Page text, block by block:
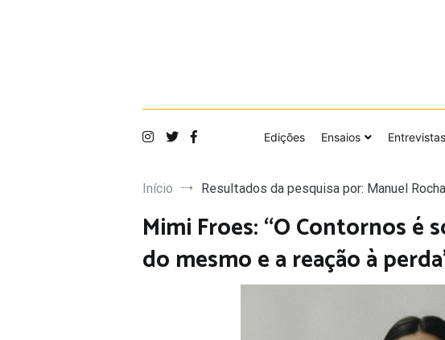
Edições Ensaios Entrevistas
Início Resultados da pesquisa por: Manuel Rocha
Mimi Froes: “O Contornos é
do mesmo e a reação à